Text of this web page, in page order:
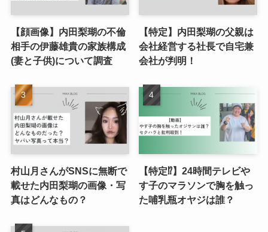
【顔画像】内田梨瑚の不倫
相手の伊藤雄貴の家族構成
(妻と子供)について調査
【特定】内田梨瑚の父親は
会社経営する社長で自宅兼
会社が判明！
村山月さんがSNSに無断で
載せた内田梨瑚の画像・写
真はどんなもの？
【特定⁉︎】24時間テレビや
す子のマラソンで胸を触っ
た哺乳瓶オヤジは誰？